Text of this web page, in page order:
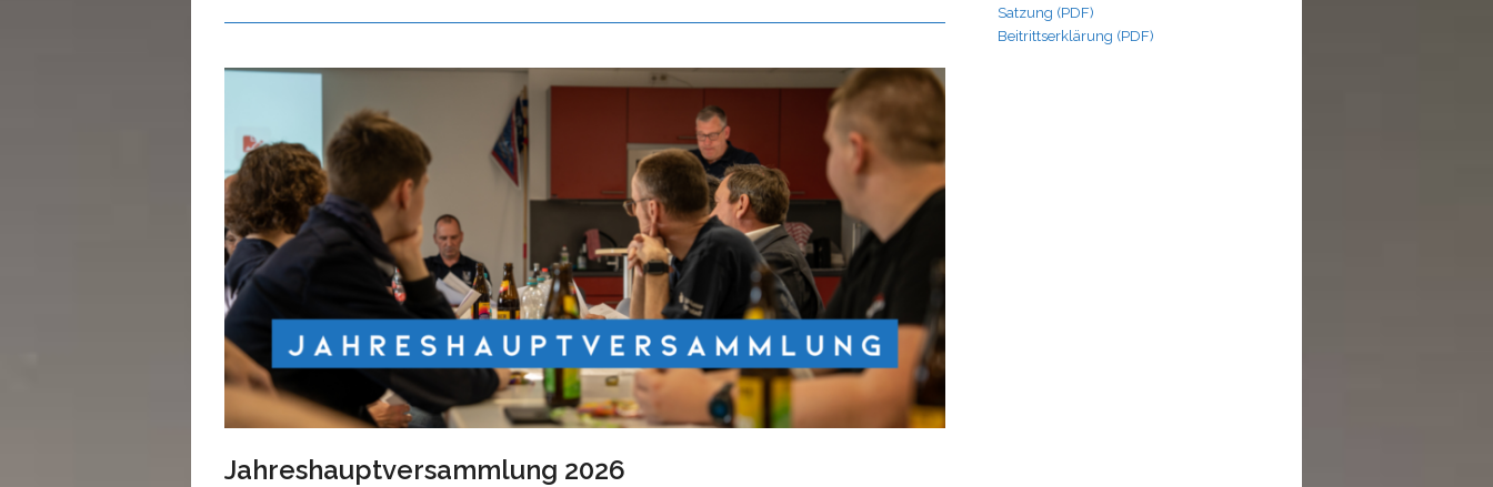
Jahreshauptversammlung 2026
Satzung (PDF)
Beitrittserklärung (PDF)